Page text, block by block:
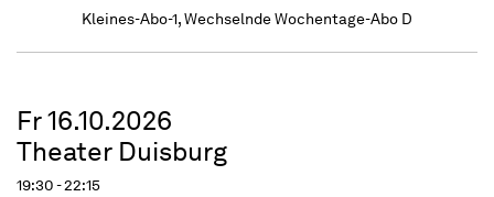
Kleines-Abo-1, Wechselnde Wochentage-Abo D
Fr 16.10.2026
Theater Duisburg
19:30 - 22:15